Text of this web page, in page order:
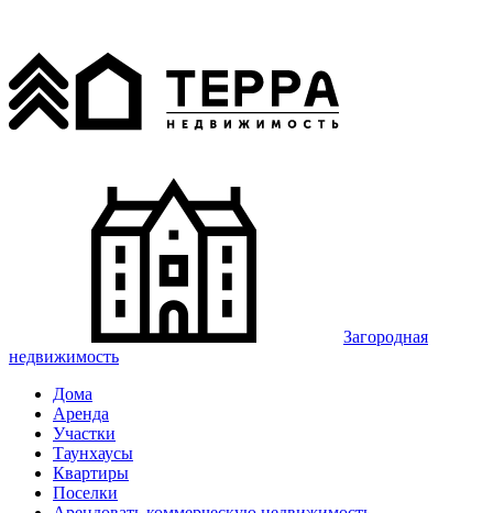
Загородная
недвижимость
Дома
Аренда
Участки
Таунхаусы
Квартиры
Поселки